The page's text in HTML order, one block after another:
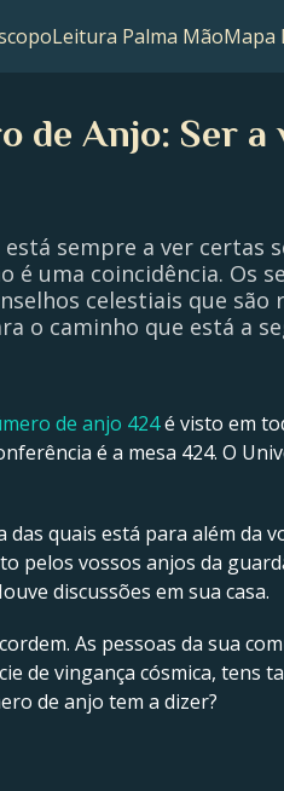
Leitura Palma MãoMapa
de Anjo: Ser a
está sempre a ver certas
é uma coincidência. Os
celestiais que
o caminho que está a
de anjo 424é visto em
é a mesa 424. O
quais está para além da
pelos vossos anjos da
discussões em sua casa.
As pessoas da sua
de vingança cósmica,
de anjo tem a dizer?